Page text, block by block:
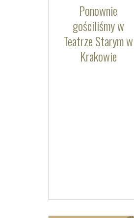
Ponownie
gościliśmy w
Teatrze Starym w
Krakowie